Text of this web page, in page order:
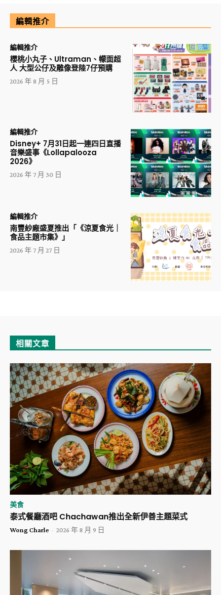
編輯推介
編輯推介
櫻桃小丸子、Ultraman、幪面超
人 大型公仔及雕像登陸7仔預購
2026 年 8 月 5 日
編輯推介
Disney+ 7月31日起一連四日直播
音樂盛事《Lollapalooza
2026》
2026 年 7 月 30 日
編輯推介
南豐紗廠盛夏推出「《涼夏食光｜
食品主題市集》」
2026 年 7 月 27 日
相關文章
美食
泰式餐廳酒吧 Chachawan推出全新伊善主題菜式
Wong Charle - 2026 年 8 月 9 日